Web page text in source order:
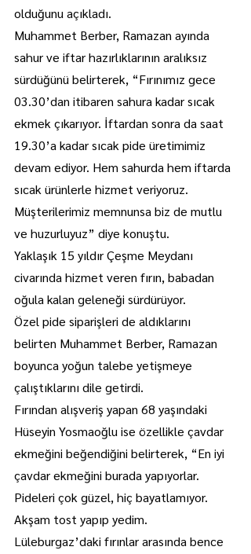
olduğunu açıkladı.
Muhammet Berber, Ramazan ayında
sahur ve iftar hazırlıklarının aralıksız
sürdüğünü belirterek, “Fırınımız gece
03.30’dan itibaren sahura kadar sıcak
ekmek çıkarıyor. İftardan sonra da saat
19.30’a kadar sıcak pide üretimimiz
devam ediyor. Hem sahurda hem iftarda
sıcak ürünlerle hizmet veriyoruz.
Müşterilerimiz memnunsa biz de mutlu
ve huzurluyuz” diye konuştu.
Yaklaşık 15 yıldır Çeşme Meydanı
civarında hizmet veren fırın, babadan
oğula kalan geleneği sürdürüyor.
Özel pide siparişleri de aldıklarını
belirten Muhammet Berber, Ramazan
boyunca yoğun talebe yetişmeye
çalıştıklarını dile getirdi.
Fırından alışveriş yapan 68 yaşındaki
Hüseyin Yosmaoğlu ise özellikle çavdar
ekmeğini beğendiğini belirterek, “En iyi
çavdar ekmeğini burada yapıyorlar.
Pideleri çok güzel, hiç bayatlamıyor.
Akşam tost yapıp yedim.
Lüleburgaz’daki fırınlar arasında bence